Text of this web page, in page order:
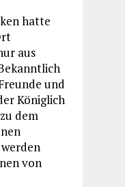
hatte
aus
und
Königlich
dem
von